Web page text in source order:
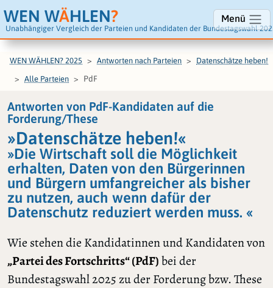
WEN WÄHLEN?
Unabhängiger Vergleich der Parteien und Kandidaten der Bundestagswahl
Menü
WEN WÄHLEN? 2025 Antworten nach Parteien Datenschätze heben!
Alle Parteien PdF
Antworten von PdF-Kandidaten auf die
Forderung/These
»Datenschätze heben!«
»Die Wirtschaft soll die Möglichkeit
erhalten, Daten von den Bürgerinnen
und Bürgern umfangreicher als bisher
zu nutzen, auch wenn dafür der
Datenschutz reduziert werden muss. «
Wie stehen die Kandidatinnen und Kandidaten von
„Partei des Fortschritts“ (PdF)bei der
Bundestagswahl 2025 zu der Forderung bzw. These